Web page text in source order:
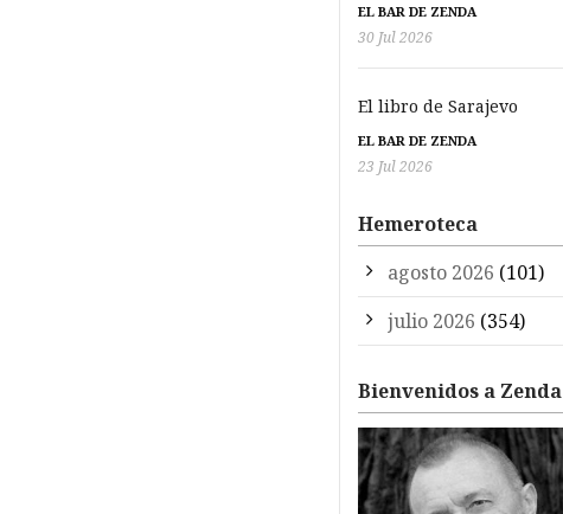
EL BAR DE ZENDA
30 Jul 2026
El libro de Sarajevo
EL BAR DE ZENDA
23 Jul 2026
Hemeroteca
agosto 2026 (101)
julio 2026 (354)
Bienvenidos a Zenda